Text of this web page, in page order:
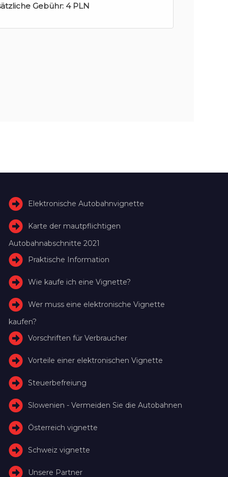
Gebühr: 4 PLN
Elektronische Autobahnvignette
Karte der mautpflichtigen
Autobahnabschnitte 2021
Praktische Information
Wie kaufe ich eine Vignette?
Wer muss eine elektronische Vignette
kaufen?
Vorschriften für Verbraucher
Vorteile einer elektronischen Vignette
Steuerbefreiung
Slowenien - Vermeiden Sie die Autobahnen
Österreich vignette
Schweiz vignette
Unsere Partner